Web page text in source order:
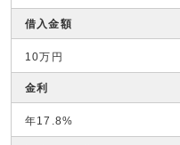
借入金額
10万円
金利
年17.8%